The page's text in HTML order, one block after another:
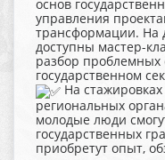
основ
управления
трансформации. На
доступны мастер-
разбор
государственном
На
региональных
молодые люди
государственных
приобретут опыт,